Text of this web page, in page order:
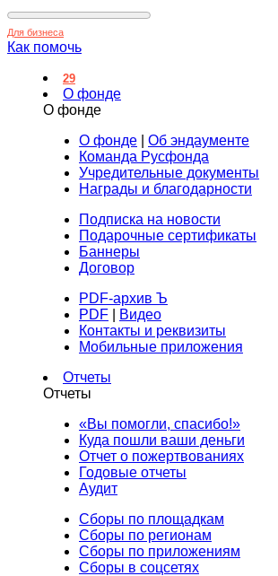
Для бизнеса
Как помочь
29
О фонде
О фонде
О фонде
Об эндаументе
Команда Русфонда
Учредительные документы
Награды и благодарности
Подписка на новости
Подарочные сертификаты
Баннеры
Договор
PDF-архив Ъ
PDF
Видео
Контакты и реквизиты
Мобильные приложения
Отчеты
Отчеты
«Вы помогли, спасибо!»
Куда пошли ваши деньги
Отчет о пожертвованиях
Годовые отчеты
Аудит
Сборы по площадкам
Сборы по регионам
Сборы по приложениям
Сборы в соцсетях